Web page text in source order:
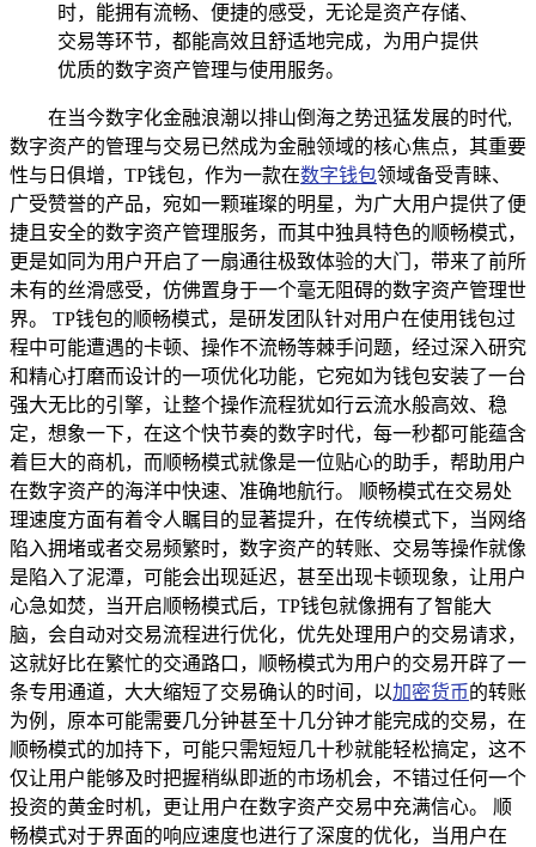
时，能拥有流畅、便捷的感受，无论是资产存储、
交易等环节，都能高效且舒适地完成，为用户提供
优质的数字资产管理与使用服务。
在当今数字化金融浪潮以排山倒海之势迅猛发展的时代,
数字资产的管理与交易已然成为金融领域的核心焦点，其重要
性与日俱增，TP钱包，作为一款在数字钱包领域备受青睐、
广受赞誉的产品，宛如一颗璀璨的明星，为广大用户提供了便
捷且安全的数字资产管理服务，而其中独具特色的顺畅模式，
更是如同为用户开启了一扇通往极致体验的大门，带来了前所
未有的丝滑感受，仿佛置身于一个毫无阻碍的数字资产管理世
界。 TP钱包的顺畅模式，是研发团队针对用户在使用钱包过
程中可能遭遇的卡顿、操作不流畅等棘手问题，经过深入研究
和精心打磨而设计的一项优化功能，它宛如为钱包安装了一台
强大无比的引擎，让整个操作流程犹如行云流水般高效、稳
定，想象一下，在这个快节奏的数字时代，每一秒都可能蕴含
着巨大的商机，而顺畅模式就像是一位贴心的助手，帮助用户
在数字资产的海洋中快速、准确地航行。 顺畅模式在交易处
理速度方面有着令人瞩目的显著提升，在传统模式下，当网络
陷入拥堵或者交易频繁时，数字资产的转账、交易等操作就像
是陷入了泥潭，可能会出现延迟，甚至出现卡顿现象，让用户
心急如焚，当开启顺畅模式后，TP钱包就像拥有了智能大
脑，会自动对交易流程进行优化，优先处理用户的交易请求，
这就好比在繁忙的交通路口，顺畅模式为用户的交易开辟了一
条专用通道，大大缩短了交易确认的时间，以加密货币的转账
为例，原本可能需要几分钟甚至十几分钟才能完成的交易，在
顺畅模式的加持下，可能只需短短几十秒就能轻松搞定，这不
仅让用户能够及时把握稍纵即逝的市场机会，不错过任何一个
投资的黄金时机，更让用户在数字资产交易中充满信心。 顺
畅模式对于界面的响应速度也进行了深度的优化，当用户在